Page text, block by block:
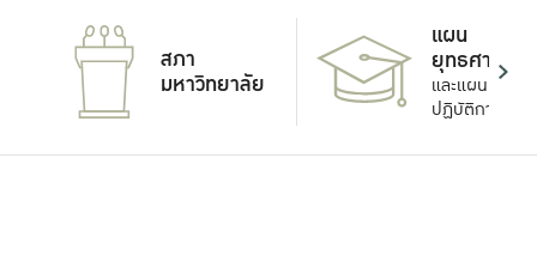
สภา
มหาวิทยาลัย
แผน
ยุทธศาสตร์
และแผน
ปฏิบัติการ